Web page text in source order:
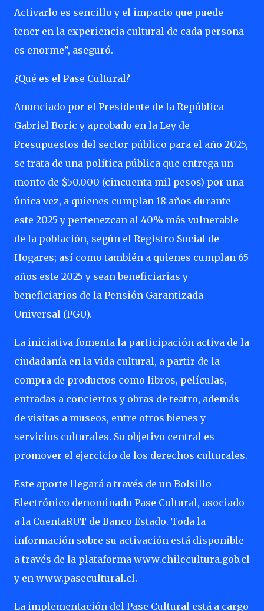
Activarlo es sencillo y el impacto que puede
tener en la experiencia cultural de cada persona
es enorme”, aseguró.
¿Qué es el Pase Cultural?
Anunciado por el Presidente de la República
Gabriel Boric y aprobado en la Ley de
Presupuestos del sector público para el año 2025,
se trata de una política pública que entrega un
monto de $50.000 (cincuenta mil pesos) por una
única vez, a quienes cumplan 18 años durante
este 2025 y pertenezcan al 40% más vulnerable
de la población, según el Registro Social de
Hogares; así como también a quienes cumplan 65
años este 2025 y sean beneficiarias y
beneficiarios de la Pensión Garantizada
Universal (PGU).
La iniciativa fomenta la participación activa de la
ciudadanía en la vida cultural, a partir de la
compra de productos como libros, películas,
entradas a conciertos y obras de teatro, además
de visitas a museos, entre otros bienes y
servicios culturales. Su objetivo central es
promover el ejercicio de los derechos culturales.
Este aporte llegará a través de un Bolsillo
Electrónico denominado Pase Cultural, asociado
a la CuentaRUT de Banco Estado. Toda la
información sobre su activación está disponible
a través de la plataforma www.chilecultura.gob.cl
y en www.pasecultural.cl.
La implementación del Pase Cultural está a cargo